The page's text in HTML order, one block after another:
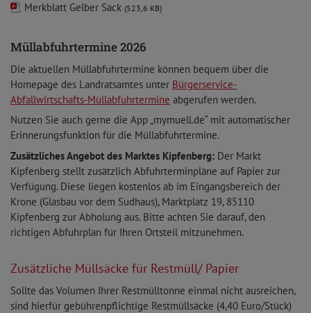
Merkblatt Gelber Sack (523,6 KB)
Müllabfuhrtermine 2026
Die aktuellen Müllabfuhrtermine können bequem über die
Homepage des Landratsamtes unter Bürgerservice-
Abfallwirtschafts-Müllabfuhrtermine abgerufen werden.
Nutzen Sie auch gerne die App „mymuell.de“ mit automatischer
Erinnerungsfunktion für die Müllabfuhrtermine.
Zusätzliches Angebot des Marktes Kipfenberg: Der Markt
Kipfenberg stellt zusätzlich Abfuhrterminpläne auf Papier zur
Verfügung. Diese liegen kostenlos ab im Eingangsbereich der
Krone (Glasbau vor dem Sudhaus), Marktplatz 19, 85110
Kipfenberg zur Abholung aus. Bitte achten Sie darauf, den
richtigen Abfuhrplan für Ihren Ortsteil mitzunehmen.
Zusätzliche Müllsäcke für Restmüll/ Papier
Sollte das Volumen Ihrer Restmülltonne einmal nicht ausreichen,
sind hierfür gebührenpflichtige Restmüllsäcke (4,40 Euro/Stück)